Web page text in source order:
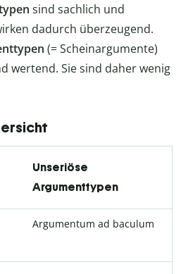
sind sachlich und
dadurch überzeugend.
(= Scheinargumente)
wertend. Sie sind daher wenig
Unseriöse
Argumenttypen
Argumentum ad baculum